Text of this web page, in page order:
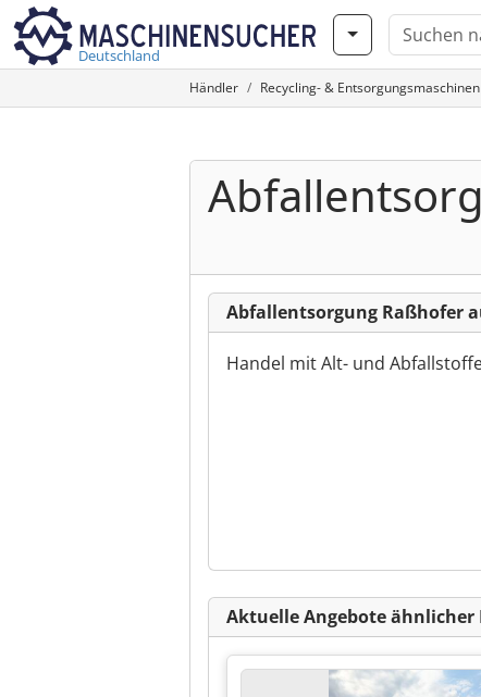
Deutschland
Händler Recycling- & Entsorgungsmaschinen
Abfallentsorgung Raßhofer
Handel mit Alt- und
Aktuelle Angebote ähnlicher